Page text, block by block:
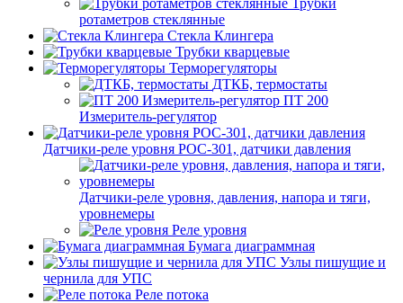
Трубки
ротаметров стеклянные
Стекла Клингера
Трубки кварцевые
Терморегуляторы
ДТКБ, термостаты
ПТ 200
Измеритель-регулятор
Датчики-реле уровня РОС-301, датчики давления
Датчики-реле уровня, давления, напора и тяги,
уровнемеры
Реле уровня
Бумага диаграммная
Узлы пишущие и
чернила для УПС
Реле потока